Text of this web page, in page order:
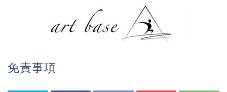
免責事項